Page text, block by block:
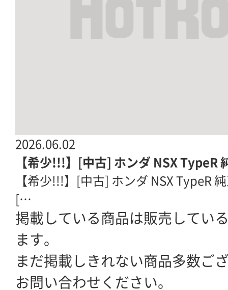
2026.06.02
【希少!!!】[中古] ホンダ NSX TypeR
【希少!!!】[中古] ホンダ NSX TypeR
[…
掲載している商品は販売してい
ます。
まだ掲載しきれない商品多数ご
お問い合わせください。